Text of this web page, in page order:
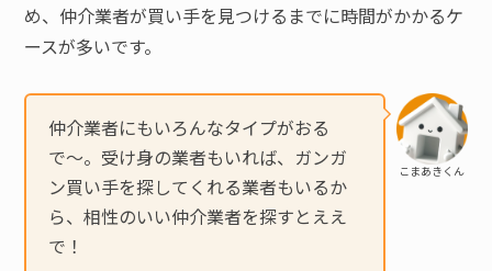
め、仲介業者が買い手を見つけるまでに時間がかかるケ
ースが多いです。
こまあきくん
仲介業者にもいろんなタイプがおる
で〜。受け身の業者もいれば、ガンガ
ン買い手を探してくれる業者もいるか
ら、相性のいい仲介業者を探すとええ
で！